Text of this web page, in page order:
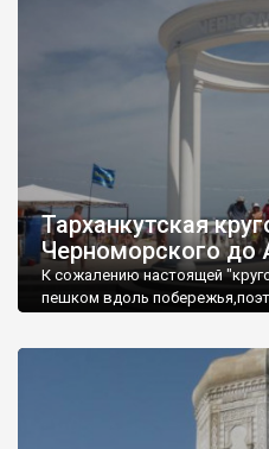
Тарханкутская
Черноморского до
К сожалению настоящей
пешком вдоль